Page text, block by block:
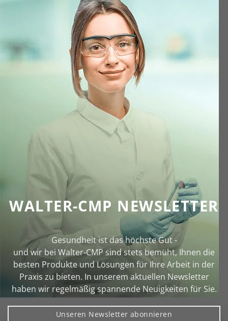
WALTER-CMP NEWSLETTER
Gesundheit ist das höchste Gut -
und wir bei Walter‑CMP sind stets bemüht, Ihnen die
besten Produkte und Lösungen für Ihre Arbeit in der
Praxis zu bieten. In unserem aktuellen Newsletter
haben wir regelmäßig spannende Neuigkeiten für Sie.
Unseren Newsletter abonnieren